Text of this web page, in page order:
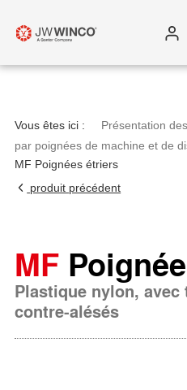
Vous êtes ici : Présentation
par poignées de machine et de
MF Poignées étriers
produit précédent
MF
Plastique nylon,
contre-alésés